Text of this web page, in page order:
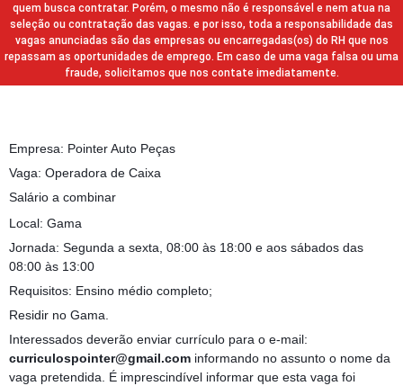
quem busca contratar. Porém, o mesmo não é responsável e nem atua na
seleção ou contratação das vagas. e por isso, toda a responsabilidade das
vagas anunciadas são das empresas ou encarregadas(os) do RH que nos
repassam as oportunidades de emprego. Em caso de uma vaga falsa ou uma
fraude, solicitamos que nos contate imediatamente.
Empresa: Pointer Auto Peças
Vaga: Operadora de Caixa
Salário a combinar
Local: Gama
Jornada: Segunda a sexta, 08:00 às 18:00 e aos sábados das
08:00 às 13:00
Requisitos: Ensino médio completo;
Residir no Gama.
Interessados deverão enviar currículo para o e-mail:
curriculospointer@gmail.com informando no assunto o nome da
vaga pretendida. É imprescindível informar que esta vaga foi